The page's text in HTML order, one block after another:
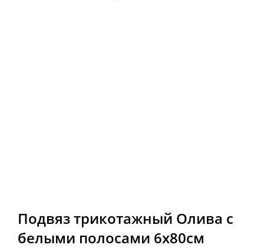
Подвяз трикотажный Олива с
белыми полосами 6х80см